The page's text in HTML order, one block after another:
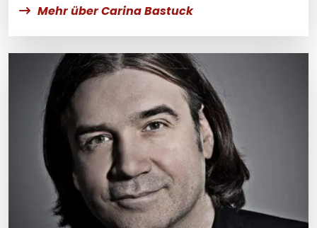
Mehr über Carina Bastuck